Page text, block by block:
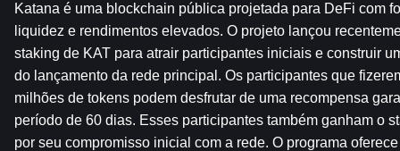
Katana é uma blockchain pública projetada para DeFi com
liquidez e rendimentos elevados. O projeto lançou
staking de KAT para atrair participantes iniciais e construir
do lançamento da rede principal. Os participantes que
milhões de tokens podem desfrutar de uma recompensa
período de 60 dias. Esses participantes também ganham o
por seu compromisso inicial com a rede. O programa